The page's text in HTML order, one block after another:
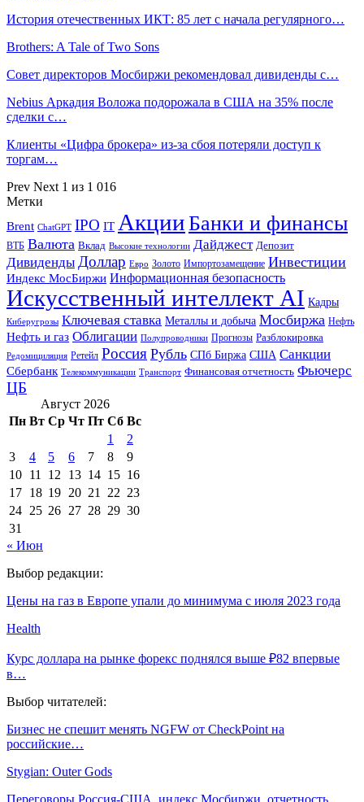
История отечественных ИКТ: 85 лет с начала регулярного…
Brothers: A Tale of Two Sons
Совет директоров Мосбиржи рекомендовал дивиденды с…
Nebius Аркадия Воложа подорожала в США на 35% после
сделки с…
Клиенты «Цифра брокера» из-за сбоя потеряли доступ к
торгам…
Prev Next 1 из 1 016
Метки
Brent ChatGPT IPO IT АкцииБанки и финансы
ВТБ Валюта Вклад Высокие технологии Дайджест Депозит
Дивиденды Доллар Евро Золото Импортозамещение Инвестиции
Индекс МосБиржи Информационная безопасность
Искусственный интеллект AI Кадры
Киберугрозы Ключевая ставка Металлы и добыча Мосбиржа Нефть
Нефть и газ Облигации Полупроводники Прогнозы Разблокировка
Редомициляция Ретейл Россия Рубль СПб Биржа США Санкции
Сбербанк Телекоммуникации Транспорт Финансовая отчетность Фьючерс
ЦБ
Август 2026
Пн Вт Ср Чт Пт Сб Вс
1
2
3
4 5 6 7 8
9
10 11 12 13 14 15 16
17 18 19 20 21 22 23
24 25 26 27 28 29 30
31
« Июн
Выбор редакции:
Цены на газ в Европе упали до минимума с июля 2023 года
Health
Курс доллара на рынке форекс поднялся выше ₽82 впервые
в…
Выбор читателей:
Бизнес не спешит менять NGFW от CheckPoint на
российские…
Stygian: Outer Gods
Переговоры Россия-США, индекс Мосбиржи, отчетность…